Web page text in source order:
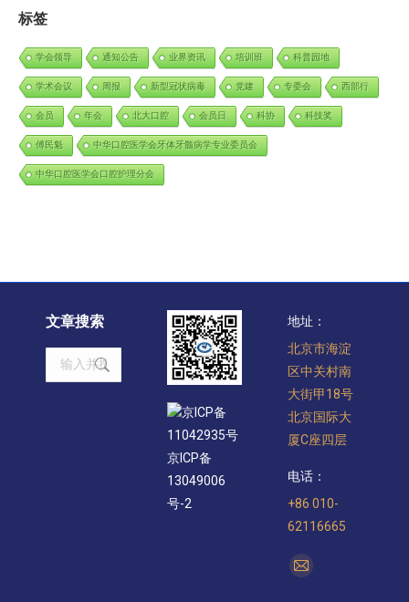
标签
学会领导 通知公告 业界资讯 培训班 科普园地
学术会议 周报 新型冠状病毒 党建 专委会 西部行
会员 年会 北大口腔 会员日 科协 科技奖
傅民魁 中华口腔医学会牙体牙髓病学专业委员会
中华口腔医学会口腔护理分会
文章搜索
Search:
京ICP备
11042935号
京ICP备
13049006
号-2
地址：
北京市海淀
区中关村南
大街甲18号
北京国际大
厦C座四层
电话：
+86 010-
62116665
找到我们：
Mail